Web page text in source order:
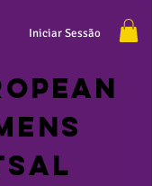
Iniciar Sessão